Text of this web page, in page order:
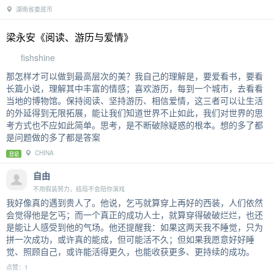
湖南省娄底市
梁永安《阅读、游历与爱情》
fishshine
那怎样才可以做到最高层次的美？我自己的理解是，要爱看书，要看
长篇小说，理解其中丰富的情感；喜欢游历，每到一个城市，去看看
当地的博物馆。保持阅读、坚持游历、相信爱情，这三者可以让生活
的外延得到无限拓展，能让我们知道世界不止如此，我们对世界的思
考方式也不应如此简单。思考，是不断破除疑惑的根本。想的多了都
是问题做的多了都是答案
日记 CHINA
自由
不用假装努力，结局不会陪你演戏
我好像真的遇到贵人了。他说，乞丐就算穿上再好的西装，人们依然
会觉得他是乞丐；而一个真正的成功人士，就算穿得破破烂烂，也还
是能让人感受到他的气场。他还提醒我：如果这两天我不睡觉，只为
拼一次成功，或许真的能成，但可能活不久；但如果我愿意好好睡
觉、照顾自己，或许能活得更久，也能收获更多、更持续的成功。
点赞：1